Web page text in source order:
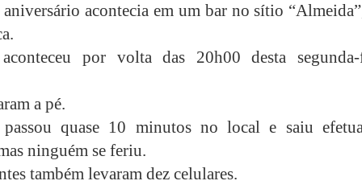
aniversário acontecia em um bar no sítio
por volta das 20h00 desta segunda-
a pé.
quase 10 minutos no local e saiu
ninguém se feriu.
também levaram dez celulares.